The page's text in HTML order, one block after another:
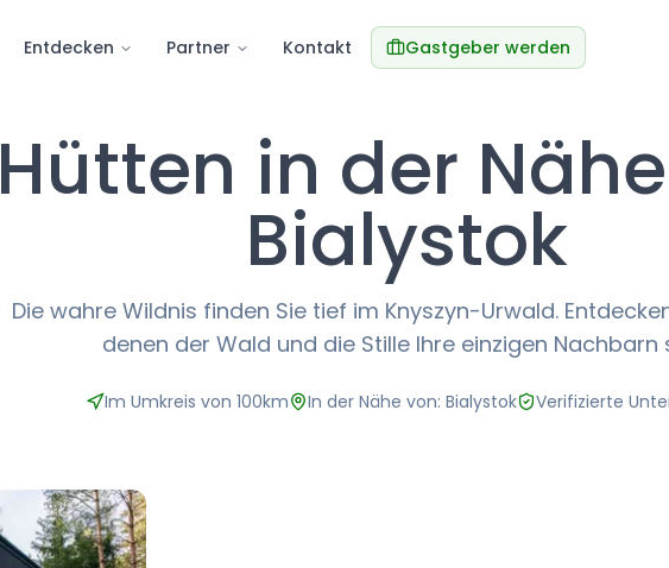
Entdecken Partner Kontakt Gastgeber werden
Hütten in der
Bialystok
Die wahre Wildnis finden Sie tief im Knyszyn-Urwald.
denen der Wald und die Stille Ihre einzigen Nachbarn
Im Umkreis von 100km In der Nähe von: Bialystok Verifizierte